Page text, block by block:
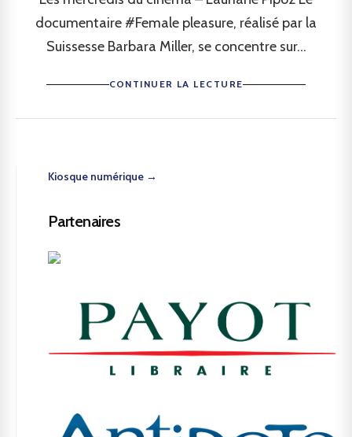
documentaire #Female pleasure, réalisé par la
Suissesse Barbara Miller, se concentre sur...
CONTINUER LA LECTURE
Kiosque numérique →
Partenaires